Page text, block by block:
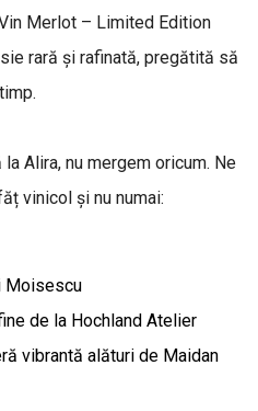
Merlot – Limited Edition
rară și rafinată, pregătită să
Alira, nu mergem oricum. Ne
vinicol și nu numai:
Moisescu
de la Hochland Atelier
vibrantă alături de Maidan